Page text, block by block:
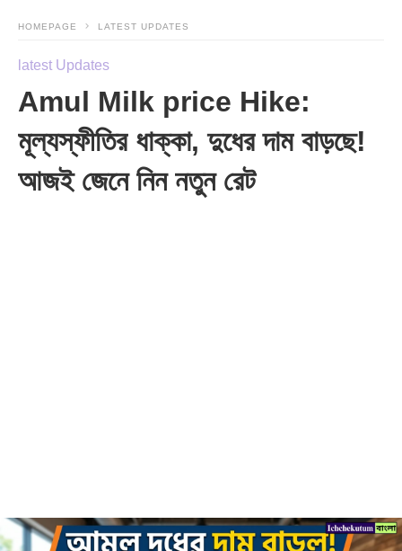
HOMEPAGE LATEST UPDATES
latest Updates
Amul Milk price Hike:
মূল্যস্ফীতির ধাক্কা, দুধের দাম বাড়ছে!
আজই জেনে নিন নতুন রেট